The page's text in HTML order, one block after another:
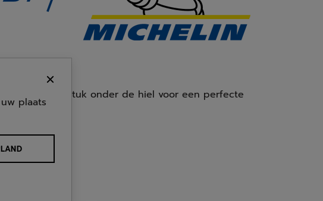
EVA-inzetstuk onder de hiel voor een perfecte
schokken.
plaats